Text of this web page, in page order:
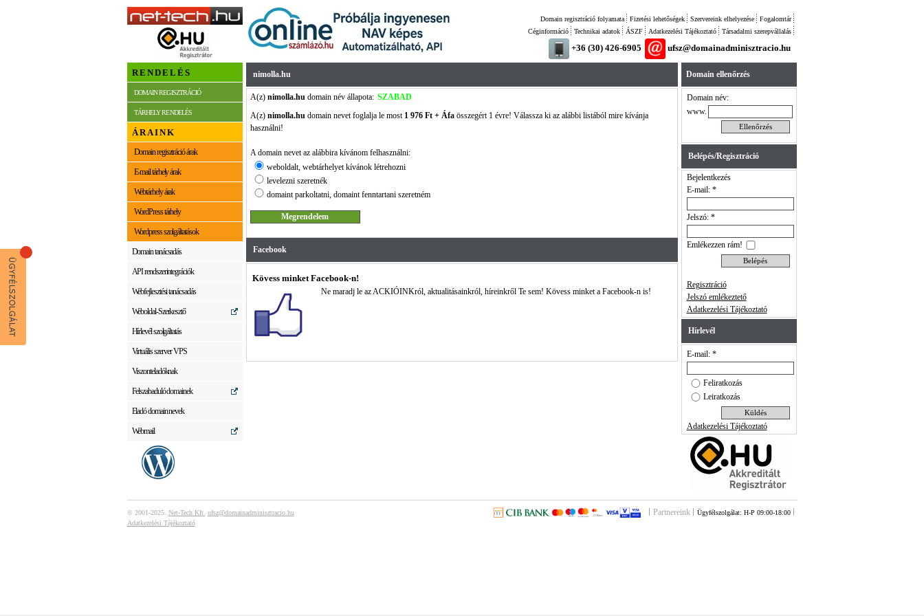
Fogalomtár
Szervereink elhelyezése
Fizetési lehetőségek
Domain regisztráció folyamata
Társadalmi szerepvállalás
Adatkezelési Tájékoztató
ÁSZF
Technikai adatok
Céginformáció
+36 (30) 426-6905 ufsz@domainadminisztracio.hu
RENDELÉS
DOMAIN REGISZTRÁCIÓ
TÁRHELY RENDELÉS
ÁRAINK
Domain regisztráció árak
E-mail tárhely árak
Webtárhely árak
WordPress tárhely
Wordpress szolgáltatások
Domain tanácsadás
API rendszerintegrációk
Webfejlesztési tanácsadás
Weboldal-Szerkesztő
Hírlevél szolgáltatás
Virtuális szerver VPS
Viszonteladóknak
Felszabaduló domainek
Eladó domain nevek
Webmail
nimolla.hu
A(z) nimolla.hudomain név állapota: SZABAD
A(z) nimolla.hudomain nevet foglalja le most 1 976 Ft + Áfaösszegért 1 évre! Válassza ki az alábbi listából mire kívánja
használni!
A domain nevet az alábbira kívánom felhasználni:
weboldalt, webtárhelyet kívánok létrehozni
levelezni szeretnék
domaint parkoltatni, domaint fenntartani szeretném
Facebook
Kövess minket Facebook-n!
Ne maradj le az ACKIÓINKról, aktualitásainkról, híreinkről Te sem! Kövess minket a Facebook-n is!
Domain ellenőrzés
Domain név:
www.
Belépés/Regisztráció
Bejelentkezés
E-mail: *
Jelszó: *
Emlékezzen rám!
Regisztráció
Jelszó emlékeztető
Adatkezelési Tájékoztató
Hírlevél
E-mail: *
Feliratkozás
Leiratkozás
Adatkezelési Tájékoztató
© 2001-2025. Net-Tech Kft. ufsz@domainadminisztracio.hu
Adatkezelési Tájékoztató
Partnereink Ügyfélszolgálat: H-P 09:00-18:00